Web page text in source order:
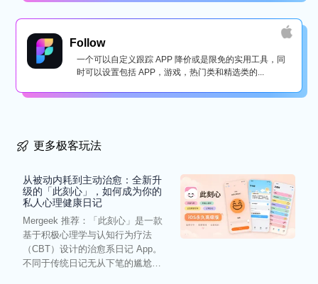
Follow
一个可以自定义跟踪 APP 降价或是限免的实用工具，同
时可以设置包括 APP，游戏，热门类和精选类的...
更多极客玩法
从被动内耗到主动治愈：全新升
级的「此刻心」，如何成为你的
私人心理健康日记
Mergeek 推荐：「此刻心」是一款
基于积极心理学与认知行为疗法
（CBT）设计的治愈系日记 App。
不同于传统日记无从下笔的尴尬，